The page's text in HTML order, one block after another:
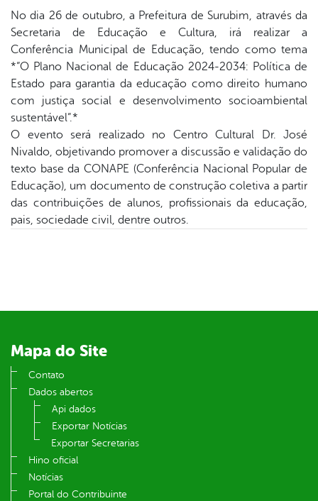
No dia 26 de outubro, a Prefeitura de Surubim, através da
Secretaria de Educação e Cultura, irá realizar a
Conferência Municipal de Educação, tendo como tema
*”O Plano Nacional de Educação 2024-2034: Política de
Estado para garantia da educação como direito humano
com justiça social e desenvolvimento socioambiental
sustentável”.*
O evento será realizado no Centro Cultural Dr. José
Nivaldo, objetivando promover a discussão e validação do
texto base da CONAPE (Conferência Nacional Popular de
Educação), um documento de construção coletiva a partir
das contribuições de alunos, profissionais da educação,
pais, sociedade civil, dentre outros.
Mapa do Site
Contato
Dados abertos
Api dados
Exportar Notícias
Exportar Secretarias
Hino oficial
Notícias
Portal do Contribuinte